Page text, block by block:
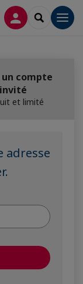
CONNEXION
un compte
invité
et limité
adresse